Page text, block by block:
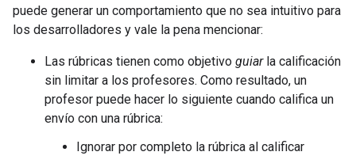
puede generar un comportamiento que no sea intuitivo para
los desarrolladores y vale la pena mencionar:
Las rúbricas tienen como objetivo guiarla calificación
sin limitar a los profesores. Como resultado, un
profesor puede hacer lo siguiente cuando califica un
envío con una rúbrica:
Ignorar por completo la rúbrica al calificar